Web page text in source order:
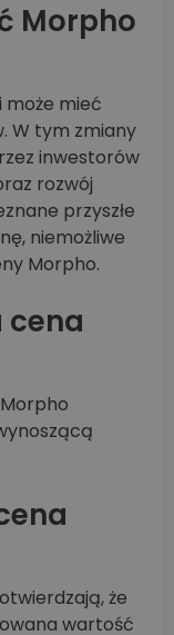
Morpho
może mieć
W tym zmiany
inwestorów
rozwój
przyszłe
niemożliwe
Morpho.
cena
że
wartość